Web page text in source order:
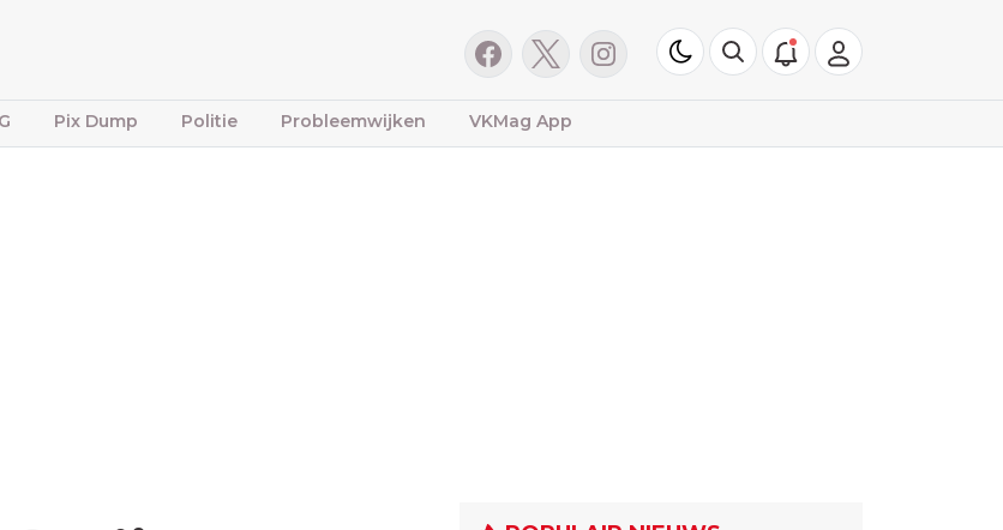
Pix Dump Politie Probleemwijken VKMag App